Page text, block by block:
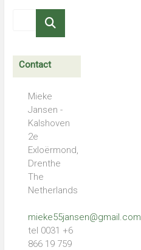
Contact
Mieke
Jansen -
Kalshoven
2e
Exloërmond,
Drenthe
The
Netherlands
mieke55jansen@gmail.com
tel 0031 +6
866 19 759